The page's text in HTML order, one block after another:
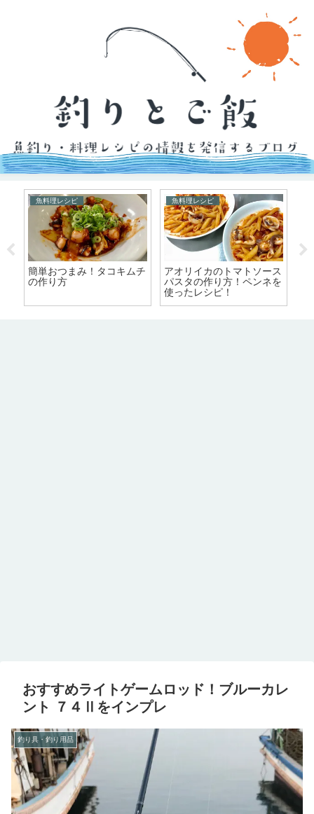
魚料理レシピ
簡単おつまみ！タコキムチ
の作り方
魚料理レシピ
アオリイカのトマトソース
パスタの作り方！ペンネを
使ったレシピ！
おすすめライトゲームロッド！ブルーカレ
ント ７４Ⅱをインプレ
釣り具・釣り用品